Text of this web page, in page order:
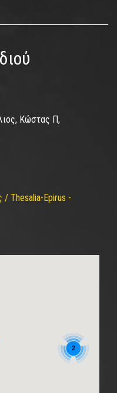
Κώστας Π,
Thesalia-Epirus -
2